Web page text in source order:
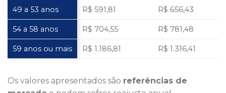
49 a 53 anos R$ 591,81 R$ 656,43
54 a 58 anos R$ 704,55 R$ 781,48
59 anos ou mais R$ 1.186,81 R$ 1.316,41
Os valores apresentados são referências de